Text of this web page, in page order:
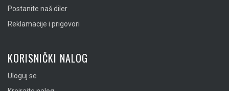
Postanite naš diler
Reklamacije i prigovori
KORISNIČKI NALOG
Uloguj se